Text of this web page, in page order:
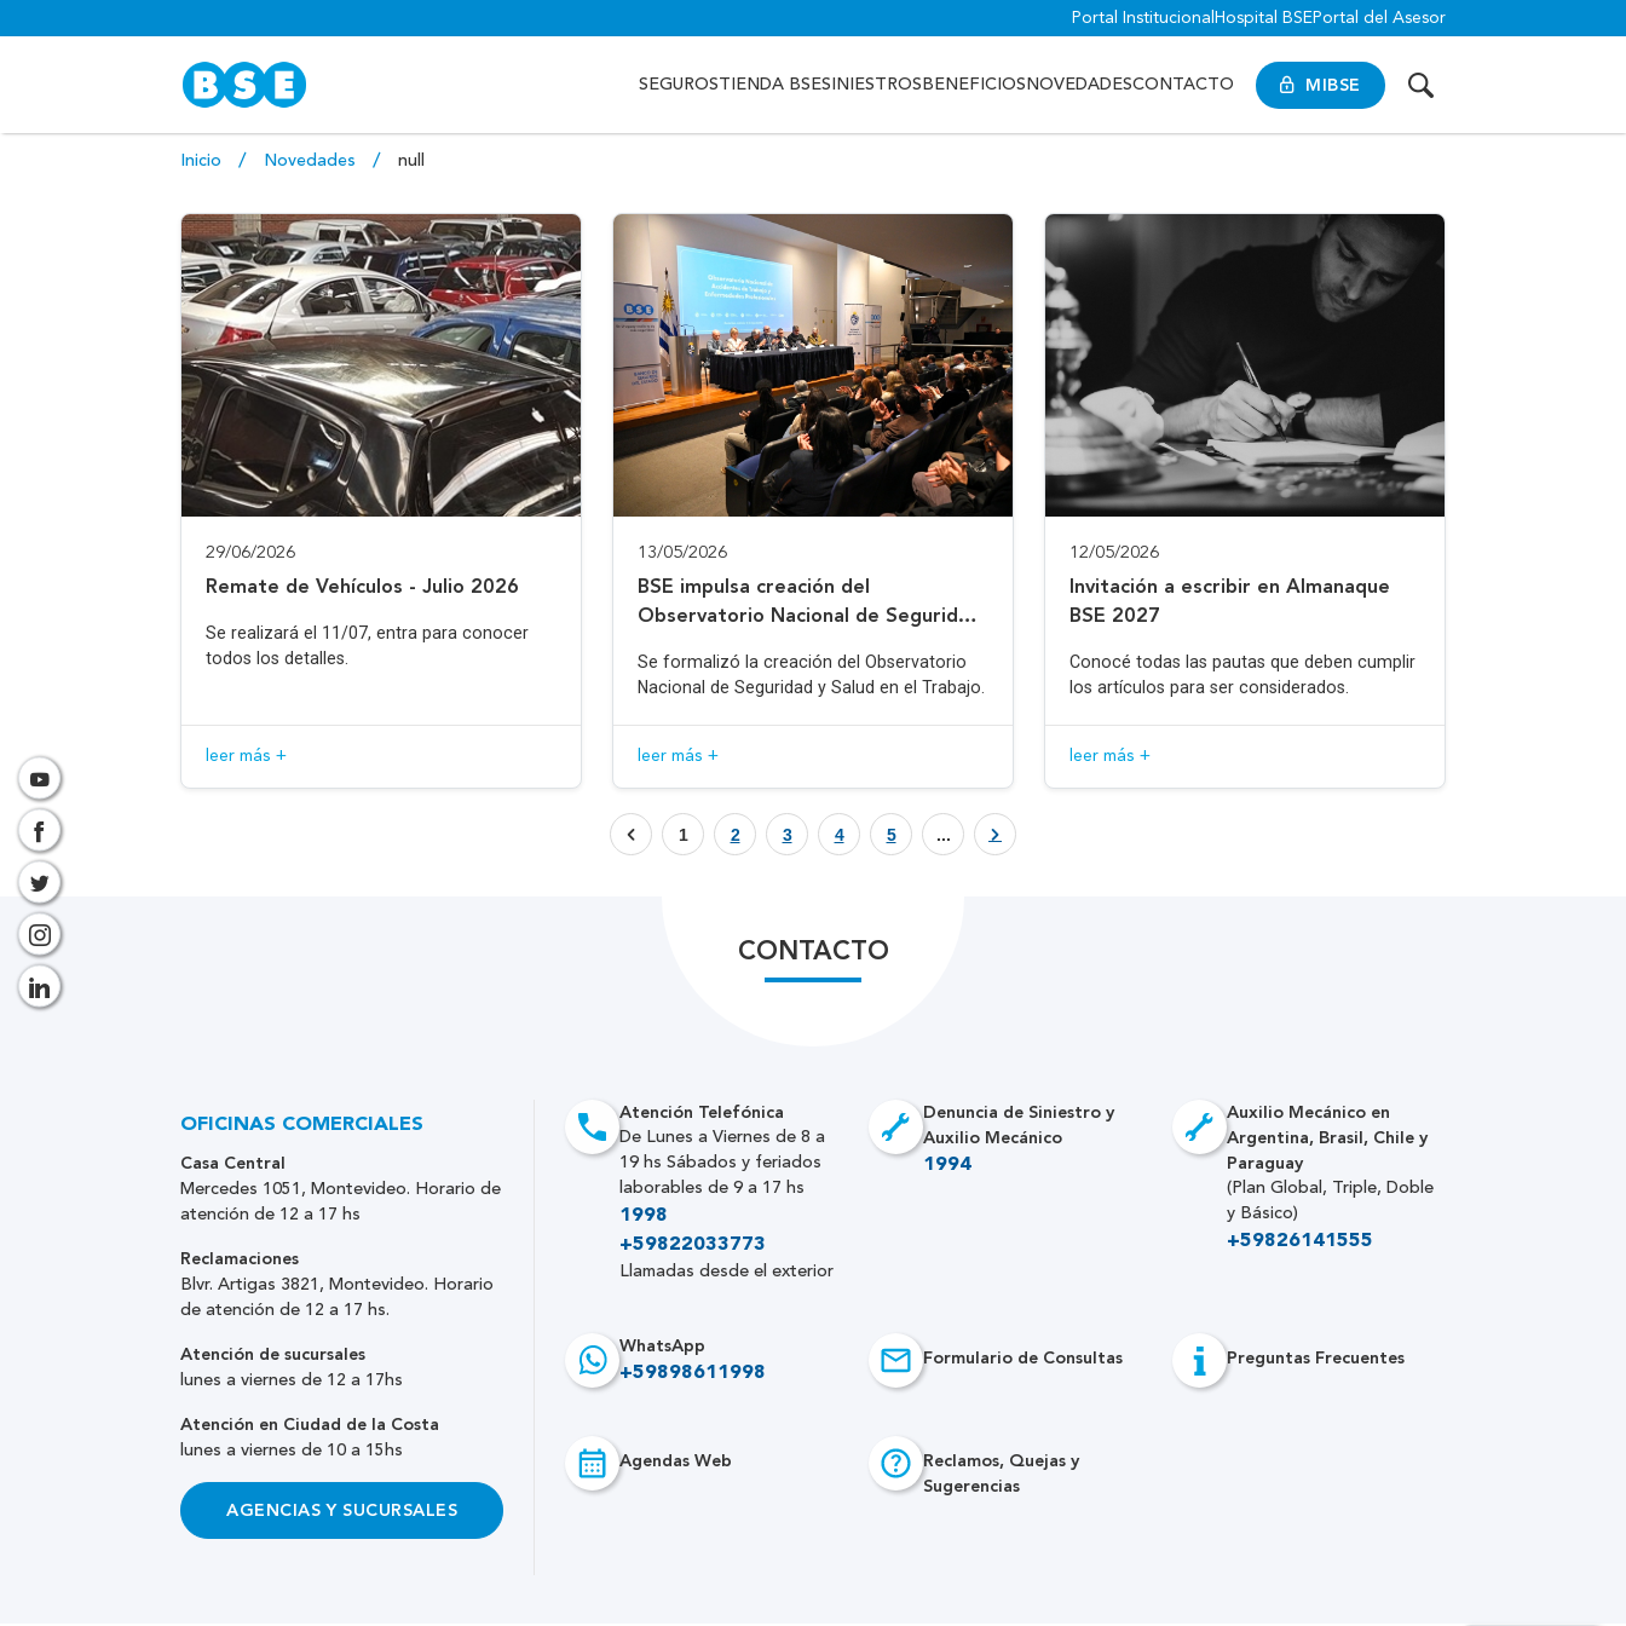
Portal Institucional Hospital BSE Portal del Asesor
MIBSE
SEGUROSTIENDA BSESINIESTROS BENEFICIOS NOVEDADESCONTACTO
Inicio Novedades null
29/06/2026
Remate de Vehículos - Julio 2026
Se realizará el 11/07, entra para conocer
todos los detalles.
leer más +
13/05/2026
BSE impulsa creación del
Observatorio Nacional de Seguridad
Se formalizó la creación del Observatorio
Nacional de Seguridad y Salud en el Trabajo.
leer más +
12/05/2026
Invitación a escribir en Almanaque
BSE 2027
Conocé todas las pautas que deben cumplir
los artículos para ser considerados.
leer más +
1 2 3 4 5 ...
CONTACTO
Atención Telefónica
De Lunes a Viernes de 8 a
19 hs Sábados y feriados
laborables de 9 a 17 hs
1998
+59822033773
Llamadas desde el exterior
Denuncia de Siniestro y
Auxilio Mecánico
1994
Auxilio Mecánico en
Argentina, Brasil, Chile y
Paraguay
(Plan Global, Triple, Doble
y Básico)
+59826141555
WhatsApp
+59898611998
Formulario de Consultas Preguntas Frecuentes
Agendas Web
Reclamos, Quejas y
Sugerencias
OFICINAS COMERCIALES
Casa Central
Mercedes 1051, Montevideo. Horario de
atención de 12 a 17 hs
Reclamaciones
Blvr. Artigas 3821, Montevideo. Horario
de atención de 12 a 17 hs.
Atención de sucursales
lunes a viernes de 12 a 17hs
Atención en Ciudad de la Costa
lunes a viernes de 10 a 15hs
AGENCIAS Y SUCURSALES